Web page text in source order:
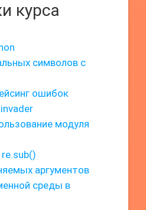
курса
символов с
ошибок
модуля
аргументов
среды в